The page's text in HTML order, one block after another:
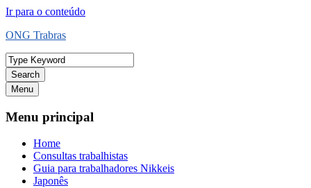
Ir para o conteúdo
ONG Trabras
Search
Menu
Menu principal
Home
Consultas trabalhistas
Guia para trabalhadores Nikkeis
Japonês